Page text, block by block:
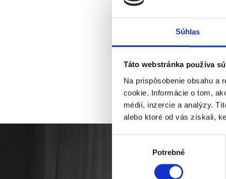
Súhlas
Táto webstránka používa
Na prispôsobenie obsahu a
cookie. Informácie o tom,
médií, inzercie a analýzy.
alebo ktoré od vás získali,
Potrebné